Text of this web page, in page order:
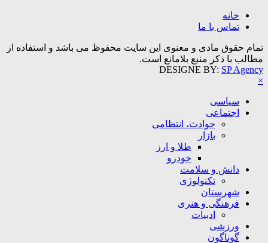
خانه
تماس با ما
تمام حقوق مادی و معنوی این سایت محفوظ می باشد و استفاده از
مطالب با ذکر منبع بلامانع است.
DESIGNE BY: SP Agency
×
سیاسی
اجتماعی
حوادث، انتظامی
بازار
طلا و ارز
خودرو
دانش و سلامت
تکنولوژی
شهرستان
فرهنگی و هنری
ادبیات
ورزشی
گوناگون